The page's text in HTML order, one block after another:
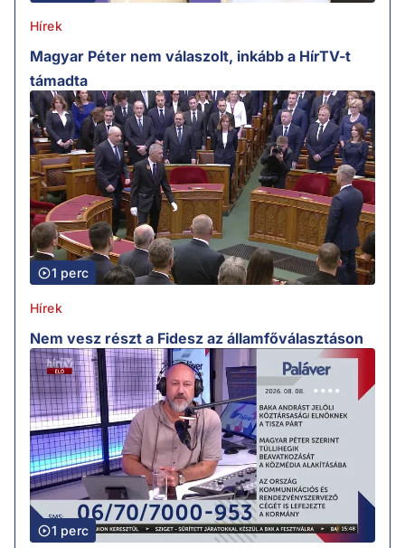
Hírek
Magyar Péter nem válaszolt, inkább a HírTV-t
támadta
1 perc
Hírek
Nem vesz részt a Fidesz az államfőválasztáson
1 perc